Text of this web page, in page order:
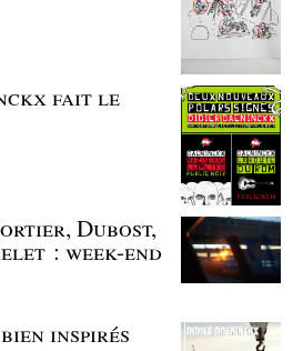
fait le
Dubost,
: week-end
inspirés